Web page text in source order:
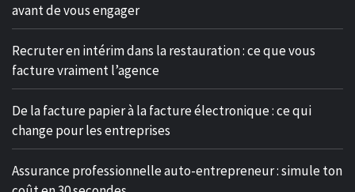
avant de vous engager
Recruter en intérim dans la restauration : ce que vous
facture vraiment l’agence
De la facture papier à la facture électronique : ce qui
change pour les entreprises
Assurance professionnelle auto-entrepreneur : simule ton